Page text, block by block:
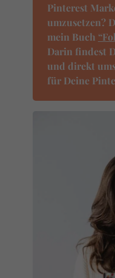
Pinterest
umzusetzen?
mein Buch
Darin findest
und direkt
für Deine